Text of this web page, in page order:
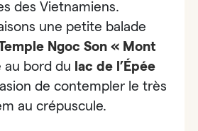
des Vietnamiens.
une petite balade
Ngoc Son « Mont
au bord du lac de l’Épée
de contempler le très
au crépuscule.